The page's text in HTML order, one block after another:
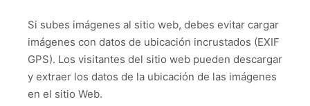
Si subes imágenes al sitio web, debes evitar cargar
imágenes con datos de ubicación incrustados (EXIF
GPS). Los visitantes del sitio web pueden descargar
y extraer los datos de la ubicación de las imágenes
en el sitio Web.